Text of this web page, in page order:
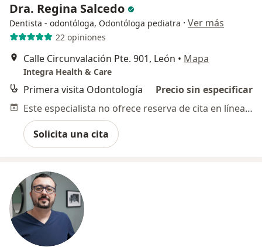
Dra. Regina Salcedo
Dentista - odontóloga, Odontóloga pediatra · Ver más
22 opiniones
Calle Circunvalación Pte. 901, León • Mapa
Integra Health & Care
Primera visita Odontología
Precio sin especificar
Este especialista no ofrece reserva de cita en línea en esta dirección.
Solicita una cita